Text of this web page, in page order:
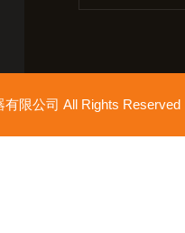
有限公司 All Rights